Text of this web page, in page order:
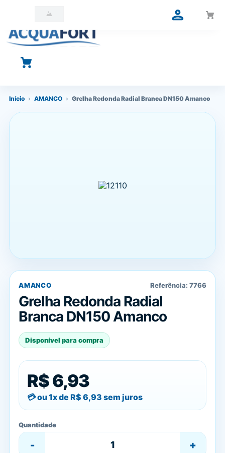
O que você está procurando?
Início › AMANCO › Grelha Redonda Radial Branca DN150 Amanco
AMANCO Referência: 7766
Grelha Redonda Radial
Branca DN150 Amanco
Disponível para compra
R$ 6,93
ou 1x de R$ 6,93 sem juros
Quantidade
- +